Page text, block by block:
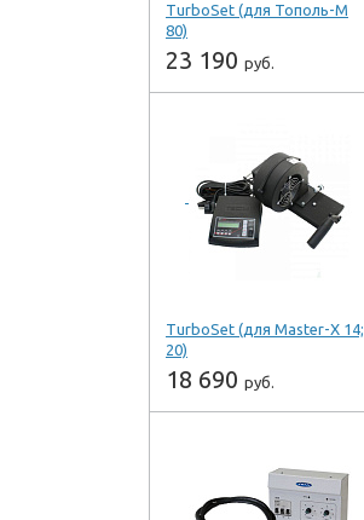
TurboSet (для Тополь-М
80)
23 190 руб.
- + шт
Купить в 1 клик
Производитель ZOTA
TurboSet (для Master-X 14;
20)
18 690 руб.
- + шт
Купить в 1 клик